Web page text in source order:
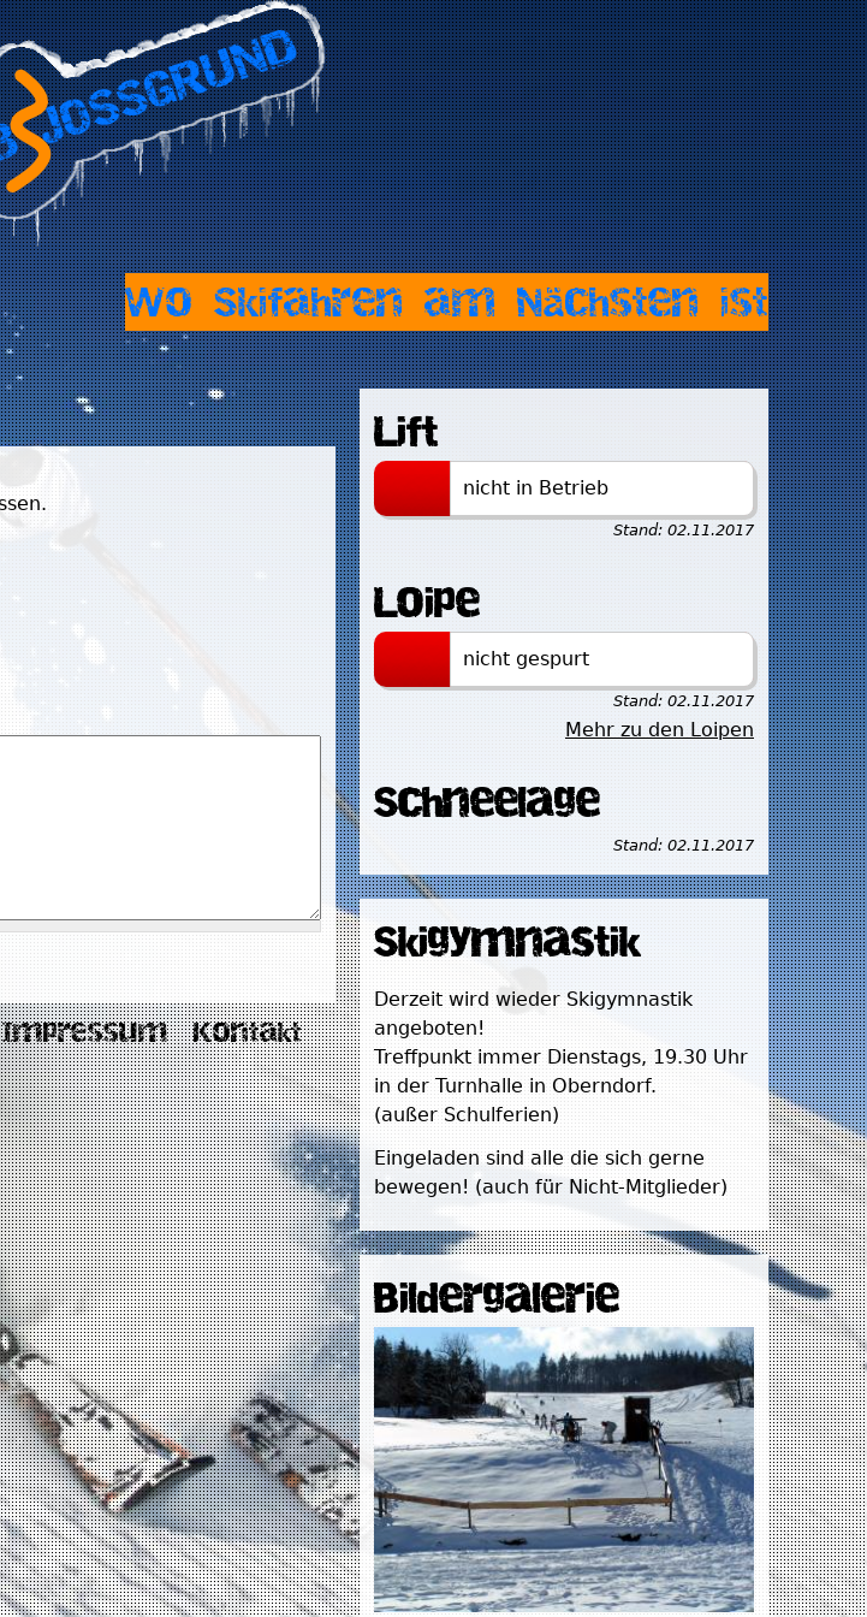
to navigation
Wo Skifahren am Nächsten ist
Impressum Kontakt
Lift
nicht in Betrieb
Stand: 02.11.2017
Loipe
nicht gespurt
Stand: 02.11.2017
Mehr zu den Loipen
Schneelage
Stand: 02.11.2017
Skigymnastik
Derzeit wird wieder Skigymnastik
angeboten!
Treffpunkt immer Dienstags, 19.30 Uhr
in der Turnhalle in Oberndorf.
(außer Schulferien)
Eingeladen sind alle die sich gerne
bewegen! (auch für Nicht-Mitglieder)
Bildergalerie